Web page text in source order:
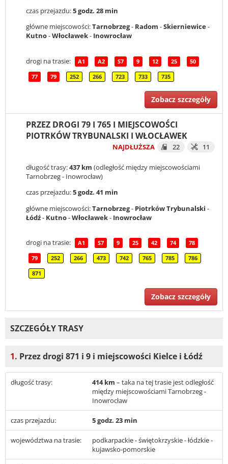
czas przejazdu:5 godz. 28 min
główne miejscowości:Tarnobrzeg- Radom -Skierniewice-
Kutno-Włocławek- Inowrocław
drogi na trasie: A1 A2 S7 9 12 25 50
77 79 252 266 723 733 735
Zobacz szczegóły
PRZEZ DROGI 79 I 765 I MIEJSCOWOŚCI
PIOTRKÓW TRYBUNALSKI I WŁOCŁAWEK
NAJDŁUŻSZA 22 11
długość trasy:437 km (odległość między miejscowościami
Tarnobrzeg - Inowrocław)
czas przejazdu:5 godz. 41 min
główne miejscowości:Tarnobrzeg- Piotrków Trybunalski -
Łódź- Kutno-Włocławek- Inowrocław
drogi na trasie: A1 S7 9 25 42 74 78
79 252 266 473 742 765 785 786
871
Zobacz szczegóły
SZCZEGÓŁY TRASY
1. Przez drogi 871 i 9 i miejscowości Kielce i Łódź
długość trasy: 414 km – taka na tej trasie jest odległość
między miejscowościami Tarnobrzeg -
Inowrocław
czas przejazdu: 5 godz. 23 min
województwa na trasie:
podkarpackie - świętokrzyskie - łódzkie -
kujawsko-pomorskie